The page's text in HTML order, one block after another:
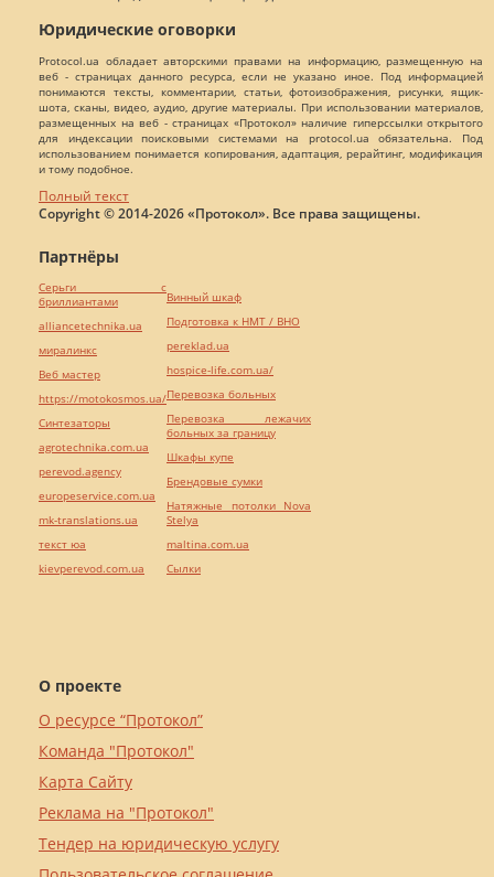
Юридические оговорки
Protocol.ua обладает авторскими правами на информацию, размещенную на
веб - страницах данного ресурса, если не указано иное. Под информацией
понимаются тексты, комментарии, статьи, фотоизображения, рисунки, ящик-
шота, сканы, видео, аудио, другие материалы. При использовании материалов,
размещенных на веб - страницах «Протокол» наличие гиперссылки открытого
для индексации поисковыми системами на protocol.ua обязательна. Под
использованием понимается копирования, адаптация, рерайтинг, модификация
и тому подобное.
Полный текст
Copyright © 2014-2026 «Протокол». Все права защищены.
О проекте
О ресурсе “Протокол”
Команда "Протокол"
Карта Сайту
Реклама на "Протокол"
Тендер на юридическую услугу
Партнёры
Серьги с
бриллиантами
alliancetechnika.ua
миралинкс
Веб мастер
https://motokosmos.ua/
Синтезаторы
agrotechnika.com.ua
perevod.agency
europeservice.com.ua
mk-translations.ua
текст юа
kievperevod.com.ua
Винный шкаф
Подготовка к НМТ / ВНО
pereklad.ua
hospice-life.com.ua/
Перевозка больных
Перевозка лежачих
больных за границу
Шкафы купе
Брендовые сумки
Натяжные потолки Nova
Stelya
maltina.com.ua
Cылки